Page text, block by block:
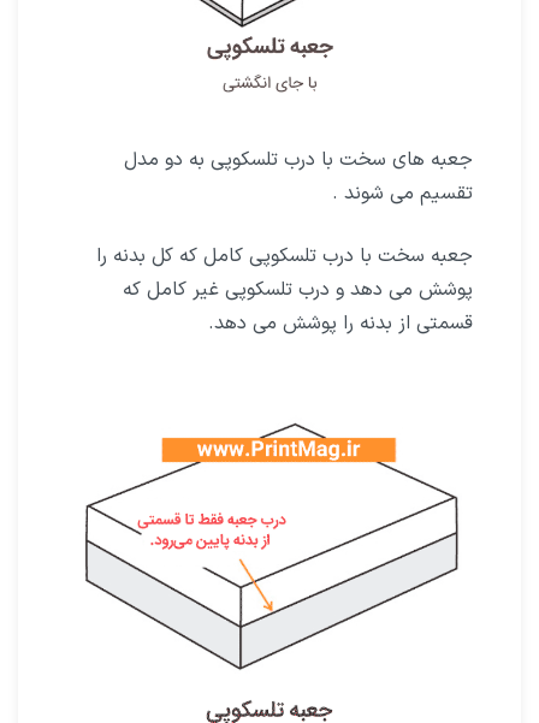
جعبه های سخت با درب تلسکوپی به دو مدل
تقسیم می شوند .
جعبه سخت با درب تلسکوپی کامل که کل بدنه را
پوشش می دهد و درب تلسکوپی غیر کامل که
قسمتی از بدنه را پوشش می دهد.